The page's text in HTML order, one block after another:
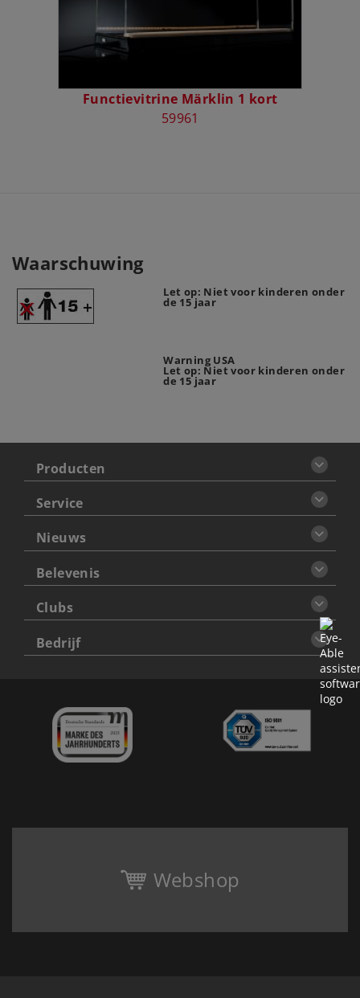
Functievitrine Märklin 1 kort
59961
Waarschuwing
Let op: Niet voor kinderen onder
de 15 jaar
Warning USA
Let op: Niet voor kinderen onder
de 15 jaar
Producten
Service
Nieuws
Belevenis
Clubs
Bedrijf
Webshop